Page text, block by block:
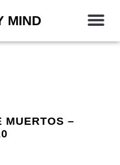
MIND
MUERTOS –